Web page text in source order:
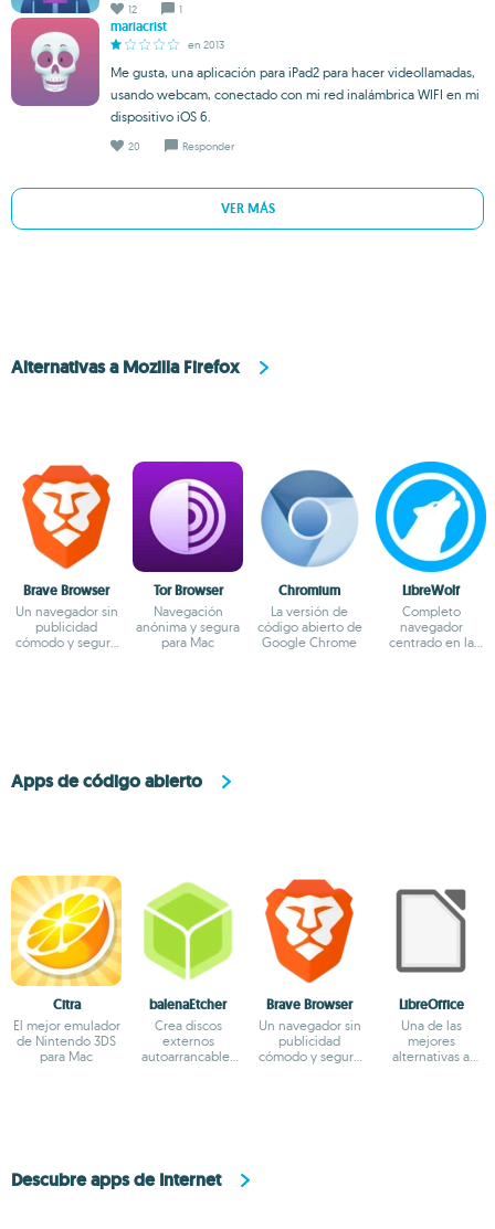
12 1
mariacrist
en 2013
Me gusta, una aplicación para iPad2 para hacer videollamadas,
usando webcam, conectado con mi red inalámbrica WIFI en mi
dispositivo iOS 6.
20 Responder
VER MÁS
Alternativas a Mozilla Firefox
Brave Browser
Un navegador sin
publicidad
cómodo y seguro
Tor Browser
Navegación
anónima y segura
para Mac
Chromium
La versión de
código abierto de
Google Chrome
LibreWolf
Completo
navegador
centrado en la
Apps de código abierto
Citra
El mejor emulador
de Nintendo 3DS
para Mac
balenaEtcher
Crea discos
externos
autoarrancables
Brave Browser
Un navegador sin
publicidad
cómodo y seguro
LibreOffice
Una de las
mejores
alternativas a
Descubre apps de Internet